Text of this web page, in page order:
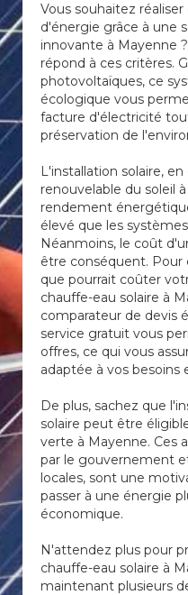
Vous souhaitez
d'énergie grâce à une
innovante à Mayenne
répond à ces critères.
photovoltaïques, ce
écologique vous
facture d'électricité
préservation de
L'installation solaire,
renouvelable du soleil
rendement
élevé que les
Néanmoins, le coût
être conséquent. Pour
que pourrait coûter
chauffe-eau solaire à
comparateur de devis
service gratuit vous
offres, ce qui vous
adaptée à vos
De plus, sachez que
solaire peut être
verte à Mayenne. Ces
par le gouvernement
locales, sont une
passer à une énergie
économique.
N'attendez plus pour
chauffe-eau solaire à
maintenant plusieurs